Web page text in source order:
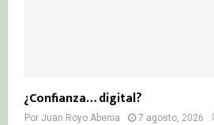
¿Confianza… digital?
Por Juan Royo Abenia 7 agosto, 2026